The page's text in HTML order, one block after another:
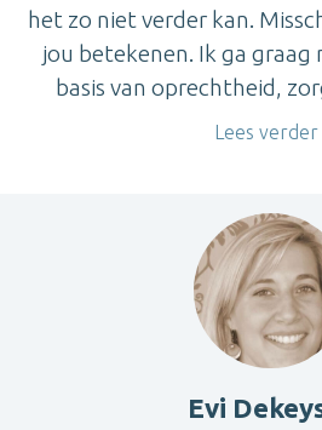
het zo niet verder kan.
jou betekenen. Ik ga graag
basis van oprechtheid,
Lees verder
Evi